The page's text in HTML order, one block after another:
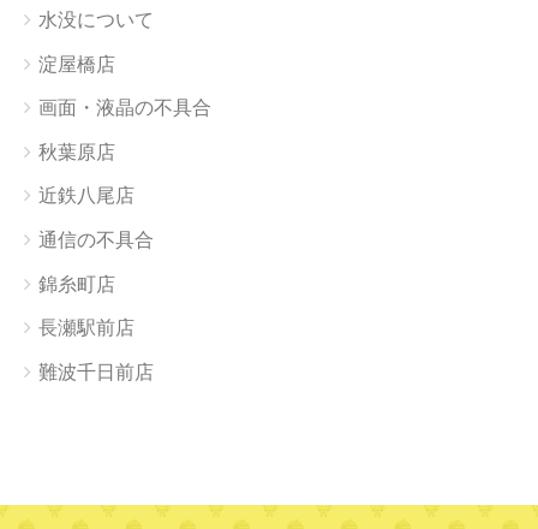
水没について
淀屋橋店
画面・液晶の不具合
秋葉原店
近鉄八尾店
通信の不具合
錦糸町店
長瀬駅前店
難波千日前店